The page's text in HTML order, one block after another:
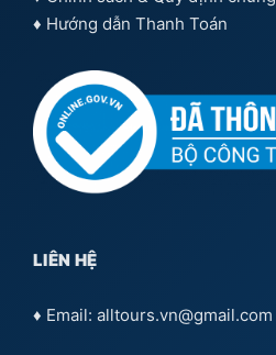
♦ Hướng dẫn Thanh Toán
LIÊN HỆ
♦ Email: alltours.vn@gmail.com